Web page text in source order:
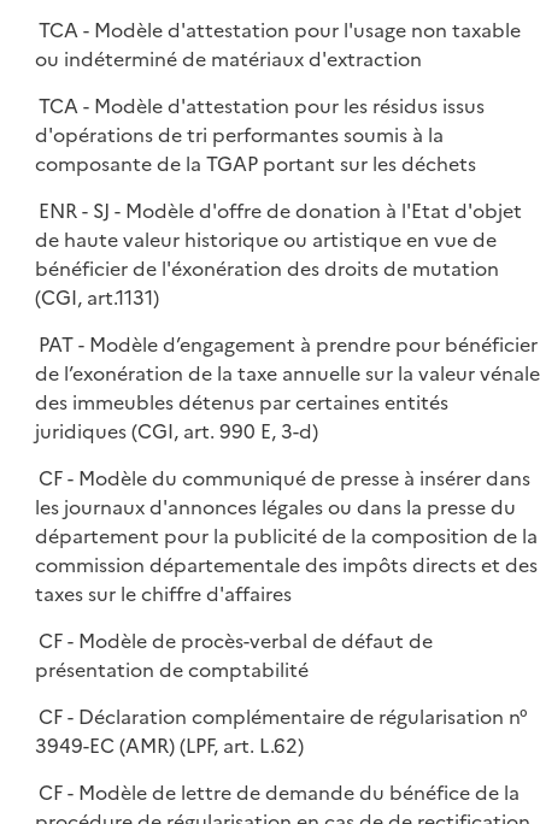
TCA - Modèle d'attestation pour l'usage non taxable
ou indéterminé de matériaux d'extraction
TCA - Modèle d'attestation pour les résidus issus
d'opérations de tri performantes soumis à la
composante de la TGAP portant sur les déchets
ENR - SJ - Modèle d'offre de donation à l'Etat d'objet
de haute valeur historique ou artistique en vue de
bénéficier de l'éxonération des droits de mutation
(CGI, art.1131)
PAT - Modèle d’engagement à prendre pour bénéficier
de l’exonération de la taxe annuelle sur la valeur vénale
des immeubles détenus par certaines entités
juridiques (CGI, art. 990 E, 3-d)
CF - Modèle du communiqué de presse à insérer dans
les journaux d'annonces légales ou dans la presse du
département pour la publicité de la composition de la
commission départementale des impôts directs et des
taxes sur le chiffre d'affaires
CF - Modèle de procès-verbal de défaut de
présentation de comptabilité
CF - Déclaration complémentaire de régularisation n°
3949-EC (AMR) (LPF, art. L.62)
CF - Modèle de lettre de demande du bénéfice de la